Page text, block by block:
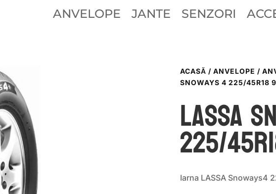
ANVELOPE JANTE SENZORI
ACASĂ / ANVELOPE /
SNOWAYS 4 225/45R18
LASSA
225/
Iarna LASSA Snoways4